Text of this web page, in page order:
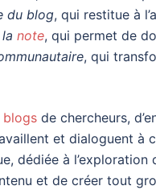
du blog, qui restitue à
note, qui permet de
, qui
blogs de chercheurs,
et dialoguent à
dédiée à
et de créer tout